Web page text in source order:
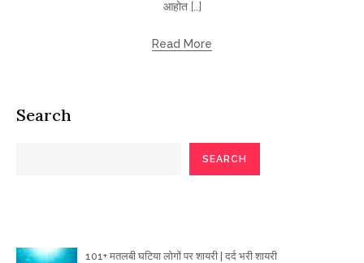
आहोत […]
Read More
Search
SEARCH
101+ मतलबी घटिया लोगों पर शायरी | दर्द भरी शायरी